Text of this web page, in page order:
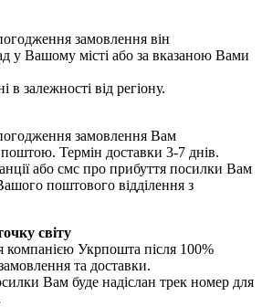
замовлення він
у Вашому місті або за вказаною Вами
в залежності від регіону.
замовлення Вам
Термін доставки 3-7 днів.
або смс про прибуття посилки Вам
поштового відділення з
світу
компанією Укрпошта після 100%
та доставки.
Вам буде надіслан трек номер для